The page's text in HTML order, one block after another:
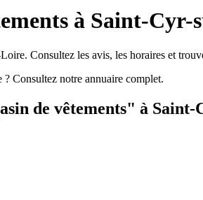
à Saint-
Consultez les avis, les horaires et
Consultez notre annuaire complet.
de vêtements" à Saint-